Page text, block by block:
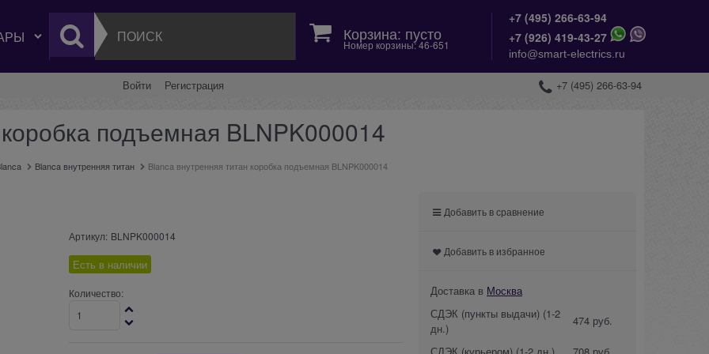
Корзина: пусто
Номер корзины: 46-651
+7 (495) 266-63-94
+7 (926) 419-43-27
info@smart-electrics.ru
Войти Регистрация +7 (495) 266-63-94
подъемная BLNPK000014
Blanca внутренняя титан Blanca внутренняя титан коробка подъемная BLNPK000014
Артикул: BLNPK000014
Есть в наличии
Количество:
Добавить в сравнение
Добавить в избранное
Доставка в Москва
СДЭК (пункты выдачи) (1-2
дн.)
474 руб.